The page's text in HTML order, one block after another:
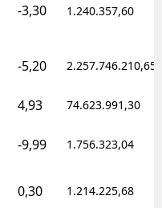
-3,30 1.240.357,60
-5,20 2.257.746.210,65
4,93 74.623.991,30
-9,99 1.756.323,04
0,30 1.214.225,68